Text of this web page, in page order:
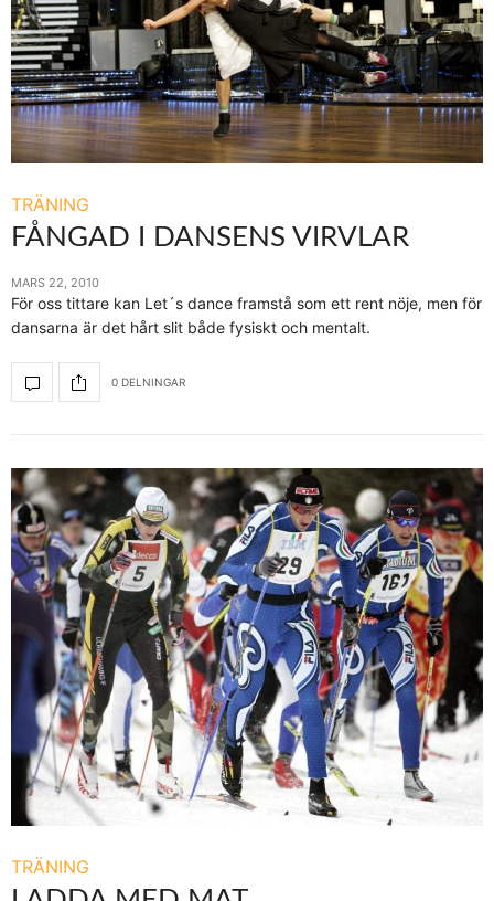
TRÄNING
FÅNGAD I DANSENS VIRVLAR
MARS 22, 2010
För oss tittare kan Let´s dance framstå som ett rent nöje, men för
dansarna är det hårt slit både fysiskt och mentalt.
0 DELNINGAR
TRÄNING